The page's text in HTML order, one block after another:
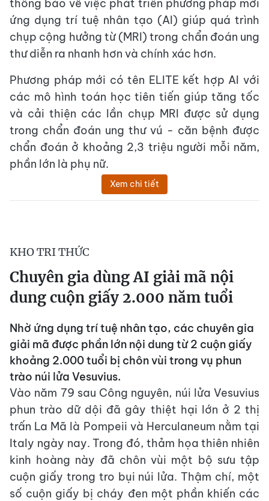
thông báo về việc phát triển phương pháp mới
ứng dụng trí tuệ nhân tạo (AI) giúp quá trình
chụp cộng hưởng từ (MRI) trong chẩn đoán ung
thư diễn ra nhanh hơn và chính xác hơn.
Phương pháp mới có tên ELITE kết hợp AI với
các mô hình toán học tiên tiến giúp tăng tốc
và cải thiện các lần chụp MRI được sử dụng
trong chẩn đoán ung thư vú - căn bệnh được
chẩn đoán ở khoảng 2,3 triệu người mỗi năm,
phần lớn là phụ nữ.
Xem chi tiết
KHO TRI THỨC
Chuyên gia dùng AI giải mã nội
dung cuộn giấy 2.000 năm tuổi
Nhờ ứng dụng trí tuệ nhân tạo, các chuyên gia
giải mã được phần lớn nội dung từ 2 cuộn giấy
khoảng 2.000 tuổi bị chôn vùi trong vụ phun
trào núi lửa Vesuvius.
Vào năm 79 sau Công nguyên, núi lửa Vesuvius
phun trào dữ dội đã gây thiệt hại lớn ở 2 thị
trấn La Mã là Pompeii và Herculaneum nằm tại
Italy ngày nay. Trong đó, thảm họa thiên nhiên
kinh hoàng này đã chôn vùi một bộ sưu tập
cuộn giấy trong tro bụi núi lửa. Thậm chí, một
số cuộn giấy bị cháy đen một phần khiến các